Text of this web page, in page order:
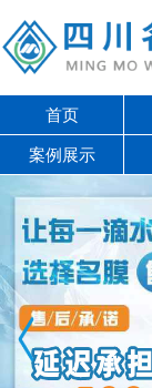
首页
案例展示